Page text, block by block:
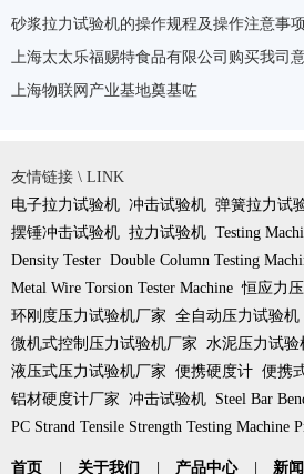
砂浆拉力试验机的操作规程及操作注意事
上海太太乐福赐特食品有限公司购买我司
上海物联网产业基地奠基咗
友情链接 \ LINK
电子拉力试验机 冲击试验机 弹簧拉力试
摆锤冲击试验机 拉力试验机 Testing
Density Tester Double Column Testing
Metal Wire Torsion Tester Machine 恒应力
环刚度压力试验机厂家 全自动压力试验机
微机式控制压力试验机厂家 水泥压力试验
液压式压力试验机厂家 便携硬度计 便携
铝材硬度计厂家 冲击试验机 Steel Bar
PC Strand Tensile Strength Testing Machine
首页 | 关于我们 | 产品中心 | 新